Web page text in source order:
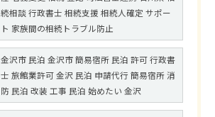
続相談 行政書士 相続支援 相続人確定 サポー
ト 家族間の相続トラブル防止
金沢市 民泊 金沢市 簡易宿所 民泊 許可 行政書
士 旅館業許可 金沢 民泊 申請代行 簡易宿所 消
防 民泊 改装 工事 民泊 始めたい 金沢